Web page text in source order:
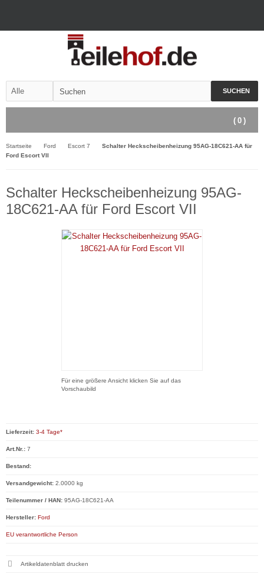
SUCHEN
( 0 )
Startseite Ford Escort 7
Schalter Heckscheibenheizung 95AG-18C621-AA für
Ford Escort VII
Schalter Heckscheibenheizung 95AG-
18C621-AA für Ford Escort VII
Für eine größere Ansicht klicken Sie auf das
Vorschaubild
Lieferzeit: 3-4 Tage*
Art.Nr.: 7
Bestand:
Versandgewicht: 2.0000 kg
Teilenummer / HAN: 95AG-18C621-AA
Hersteller: Ford
EU verantwortliche Person
Artikeldatenblatt drucken